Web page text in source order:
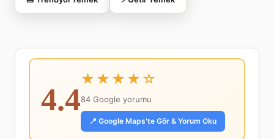
4.4
★★★★☆
84 Google yorumu
📍 Google Maps'te Gör & Yorum Oku